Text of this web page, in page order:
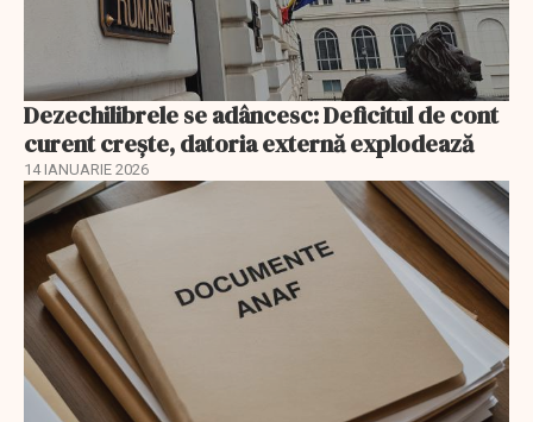
Dezechilibrele se adâncesc: Deficitul de cont
curent crește, datoria externă explodează
14 IANUARIE 2026